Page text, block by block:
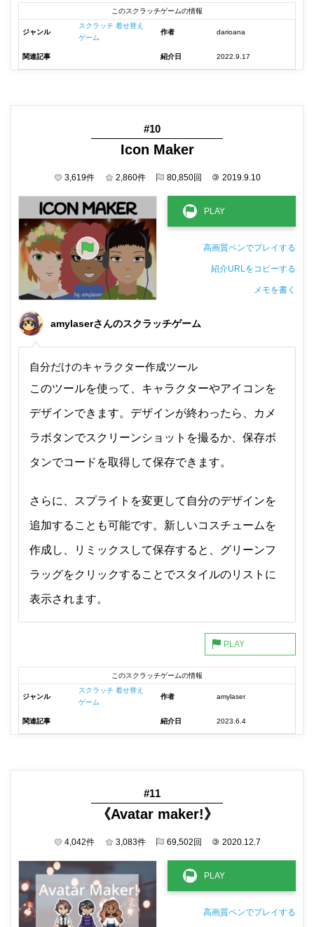
このスクラッチゲームの情報
ジャンル
スクラッチ 着せ替え
ゲーム
作者 darioana
関連記事 紹介日 2022.9.17
#10
Icon Maker
3,619件 2,860件 80,850回 © 2019.9.10
高画質ペンでプレイする
紹介URLをコピーする
メモを書く
amylaserさんのスクラッチゲーム
自分だけのキャラクター作成ツール
このツールを使って、キャラクターやアイコンを
デザインできます。デザインが終わったら、カメ
ラボタンでスクリーンショットを撮るか、保存ボ
タンでコードを取得して保存できます。
さらに、スプライトを変更して自分のデザインを
追加することも可能です。新しいコスチュームを
作成し、リミックスして保存すると、グリーンフ
ラッグをクリックすることでスタイルのリストに
表示されます。
このスクラッチゲームの情報
ジャンル
スクラッチ 着せ替え
ゲーム
作者 amylaser
関連記事 紹介日 2023.6.4
#11
《Avatar maker!》
4,042件 3,083件 69,502回 © 2020.12.7
高画質ペンでプレイする